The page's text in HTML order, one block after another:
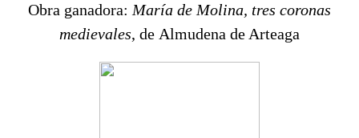
Obra ganadora: María de Molina, tres coronas
medievales, de Almudena de Arteaga